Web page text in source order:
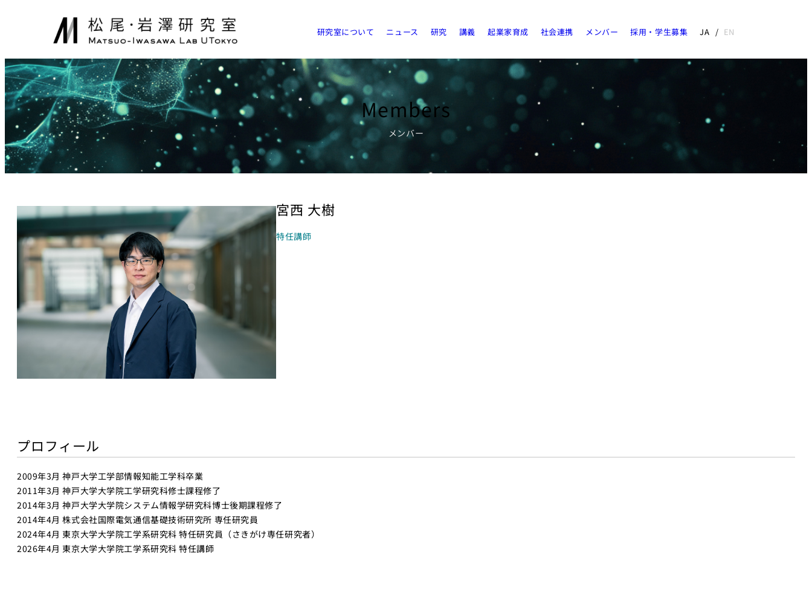
キ
ッ
プ
研究室について ニュース 研究 講義 起業家育成 社会連携 メンバー 採用・学生募集 JA EN
Members
メンバー
宮西 大樹
特任講師
プロフィール
2009年3月 神戸大学工学部情報知能工学科卒業
2011年3月 神戸大学大学院工学研究科修士課程修了
2014年3月 神戸大学大学院システム情報学研究科博士後期課程修了
2014年4月 株式会社国際電気通信基礎技術研究所 専任研究員
2024年4月 東京大学大学院工学系研究科 特任研究員（さきがけ専任研究者）
2026年4月 東京大学大学院工学系研究科 特任講師